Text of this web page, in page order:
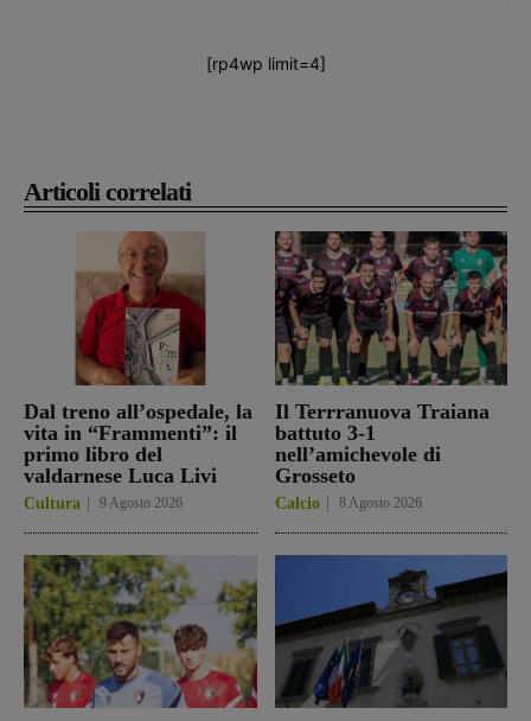
Articoli correlati
Dal treno all’ospedale, la
vita in “Frammenti”: il
primo libro del
valdarnese Luca Livi
Cultura 9 Agosto 2026
Il Terrranuova Traiana
battuto 3-1
nell’amichevole di
Grosseto
Calcio 8 Agosto 2026
[rp4wp limit=4]